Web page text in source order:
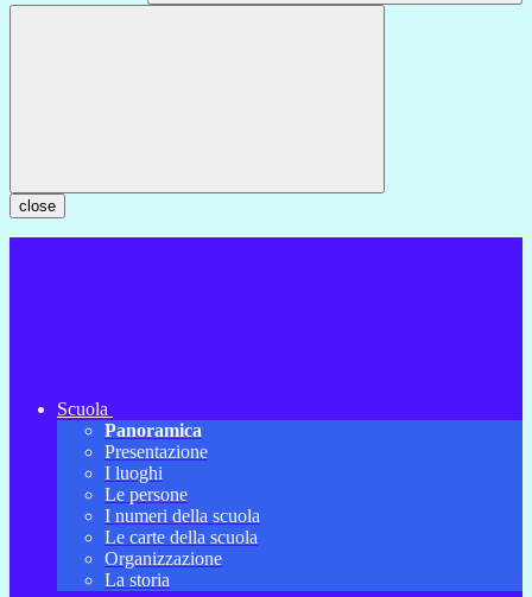
close
Scuola
Panoramica
Presentazione
I luoghi
Le persone
I numeri della scuola
Le carte della scuola
Organizzazione
La storia